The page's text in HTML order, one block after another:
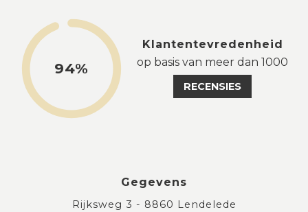
94%
Klantentevredenheid
op basis van meer dan 1000
RECENSIES
Gegevens
Rijksweg 3 - 8860 Lendelede